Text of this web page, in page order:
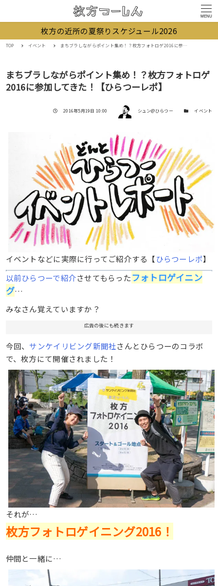
MENU
枚方の近所の夏祭りスケジュール2026
TOP イベント まちブラしながらポイント集め！？枚方フォトロゲ2016に参加してきた！【ひらつーレポ】
まちブラしながらポイント集め！？枚方フォトロゲ
2016に参加してきた！【ひらつーレポ】
投稿日
2016年5月19日 10:00 著者 シュン@ひらつー カテゴリー
イベント
イベントなどに実際に行ってご紹介する【ひらつーレポ】
以前ひらつーで紹介させてもらったフォトロゲイニン
グ…
みなさん覚えていますか？
広告の後にも続きます
今回、サンケイリビング新聞社さんとひらつーのコラボ
で、枚方にて開催されました！
それが…
枚方フォトロゲイニング2016！
仲間と一緒に…